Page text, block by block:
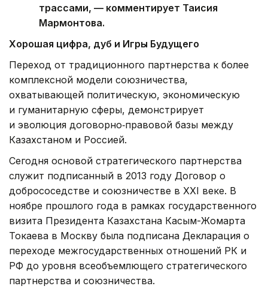
трассами, — комментирует Таисия
Мармонтова.
Хорошая цифра, дуб и Игры Будущего
Переход от традиционного партнерства к более
комплексной модели союзничества,
охватывающей политическую, экономическую
и гуманитарную сферы, демонстрирует
и эволюция договорно‑правовой базы между
Казахстаном и Россией.
Сегодня основой стратегического партнерства
служит подписанный в 2013 году Договор о
добрососедстве и союзничестве в XXI веке. В
ноябре прошлого года в рамках государственного
визита Президента Казахстана Касым-Жомарта
Токаева в Москву была подписана Декларация о
переходе межгосударственных отношений РК и
РФ до уровня всеобъемлющего стратегического
партнерства и союзничества.